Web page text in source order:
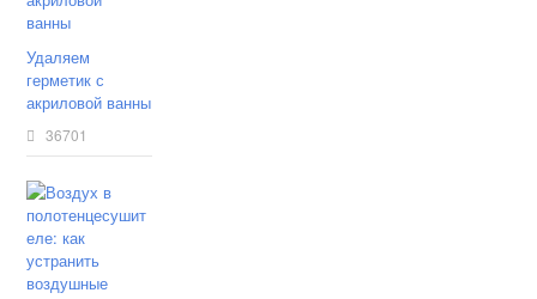
Удаляем
герметик с
акриловой ванны
36701